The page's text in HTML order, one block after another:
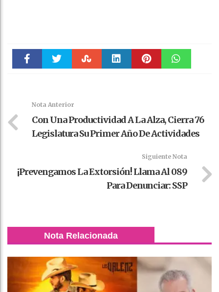
Nota Anterior
Con Una Productividad A La Alza, Cierra 76
Legislatura Su Primer Año De Actividades
Siguiente Nota
¡Prevengamos La Extorsión! Llama Al 089
Para Denunciar: SSP
Nota Relacionada